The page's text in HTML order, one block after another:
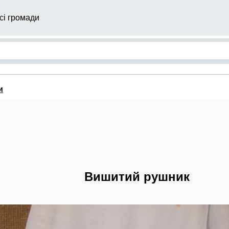
громади
Вишитий рушник